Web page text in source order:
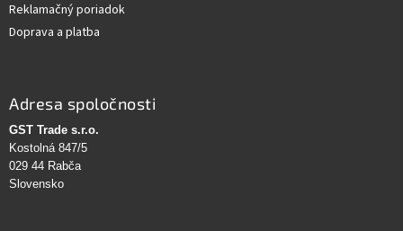
Reklamačný poriadok
Doprava a platba
Adresa spoločnosti
GST Trade s.r.o.
Kostolná 847/5
029 44 Rabča
Slovensko